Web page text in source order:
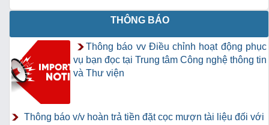
THÔNG BÁO
Thông báo vv Điều chỉnh hoạt động phục
vụ bạn đọc tại Trung tâm Công nghệ thông tin
và Thư viện
Thông báo v/v hoàn trả tiền đặt cọc mượn tài liệu đối với